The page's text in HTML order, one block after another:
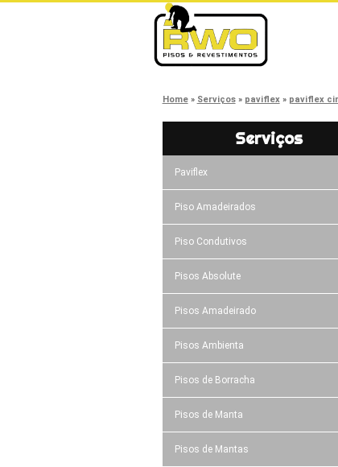
Home Serviços paviflex paviflex
Serviços
Paviflex
Piso Amadeirados
Piso Condutivos
Pisos Absolute
Pisos Amadeirado
Pisos Ambienta
Pisos de Borracha
Pisos de Manta
Pisos de Mantas